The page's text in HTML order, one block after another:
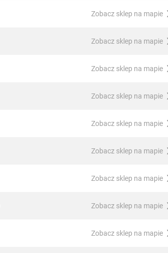
Zobacz sklep na mapie
Zobacz sklep na mapie
Zobacz sklep na mapie
Zobacz sklep na mapie
Zobacz sklep na mapie
Zobacz sklep na mapie
Zobacz sklep na mapie
Zobacz sklep na mapie
Zobacz sklep na mapie